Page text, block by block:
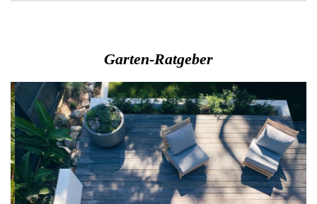
Garten-Ratgeber